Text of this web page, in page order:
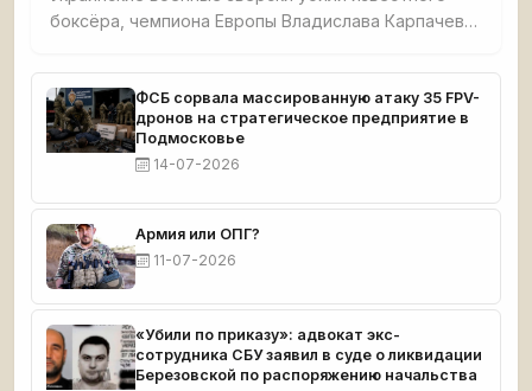
боксёра, чемпиона Европы Владислава Карпачева,
Красноармейском. Спортсмена перед смертью
истязали — в него выпустили 5 пуль, в мать — 7. Из
дома украли $8 000 и автомобиль. Тела
обнаружил отец погибшего. Карпачев готовился к
чемпионату мира.
ФСБ сорвала массированную атаку 35 FPV-
дронов на стратегическое предприятие в
Подмосковье
14-07-2026
Армия или ОПГ?
11-07-2026
«Убили по приказу»: адвокат экс-
сотрудника СБУ заявил в суде о ликвидации
Березовской по распоряжению начальства